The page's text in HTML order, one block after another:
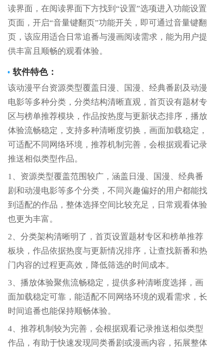
读界面，在阅读界面下方找到“设置”选项进入功能设置
页面，开启“音量键翻页”功能开关，即可通过音量键翻
页，该应用适合日常追番与漫画阅读需求，能为用户提
供丰富且顺畅的观看体验。
软件特色：
该动漫平台资源类型覆盖日漫、国漫、经典番剧及动漫
电影等多种分类，分类结构清晰直观，首页设有题材专
区与榜单推荐模块，作品按热度与更新状态排序，播放
体验流畅稳定，支持多种清晰度切换，画面加载稳定，
可适配不同网络环境，推荐机制完善，会根据观看记录
推送相似类型作品。
1、资源类型覆盖范围较广，涵盖日漫、国漫、经典番
剧和动漫电影等多个分类，不同兴趣偏好的用户都能找
到适配的作品，整体选择空间比较充足，日常观看体验
也更为丰富。
2、分类架构清晰明了，首页设置题材专区和榜单推荐
板块，作品依据热度与更新情况排序，让查找新番和热
门内容的过程更高效，降低筛选的时间成本。
3、播放体验聚焦流畅稳定，提供多种清晰度选择，画
面加载稳定可靠，能适配不同网络环境的观看需求，长
时间追番也能保持顺畅体验。
4、推荐机制较为完善，会根据观看记录推送相似类型
作品，有助于快速发现同类番剧或漫画内容，拓展整体